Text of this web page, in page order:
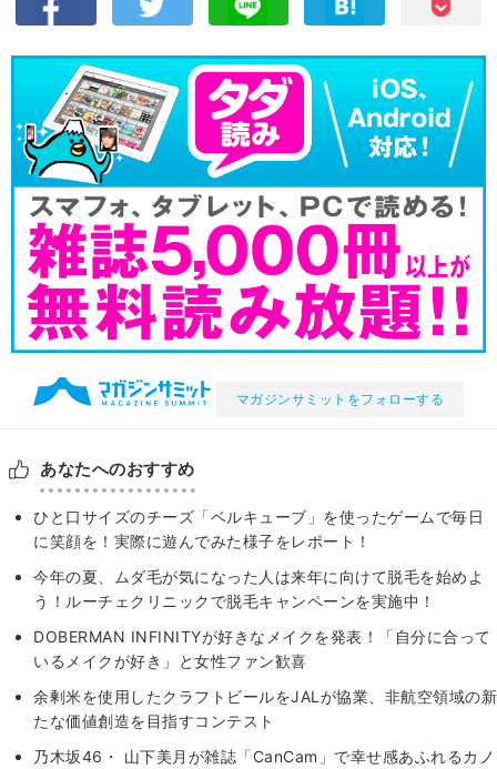
マガジンサミットをフォローする
あなたへのおすすめ
ひと口サイズのチーズ「ベルキューブ」を使ったゲームで毎日
に笑顔を！実際に遊んでみた様子をレポート！
今年の夏、ムダ毛が気になった人は来年に向けて脱毛を始めよ
う！ルーチェクリニックで脱毛キャンペーンを実施中！
DOBERMAN INFINITYが好きなメイクを発表！「自分に合って
いるメイクが好き」と女性ファン歓喜
余剰米を使用したクラフトビールをJALが協業、非航空領域の新
たな価値創造を目指すコンテスト
乃木坂46・ 山下美月が雑誌「CanCam」で幸せ感あふれるカノ